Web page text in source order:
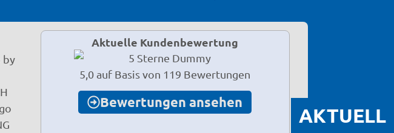
Aktuelle Kundenbewertung
5,0 auf Basis von 119 Bewertungen
Bewertungen ansehen
AKTUELL